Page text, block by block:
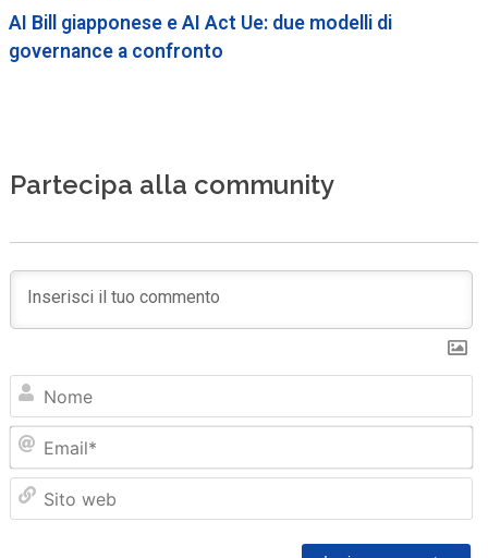
AI Bill giapponese e AI Act Ue: due modelli di
governance a confronto
Partecipa alla community